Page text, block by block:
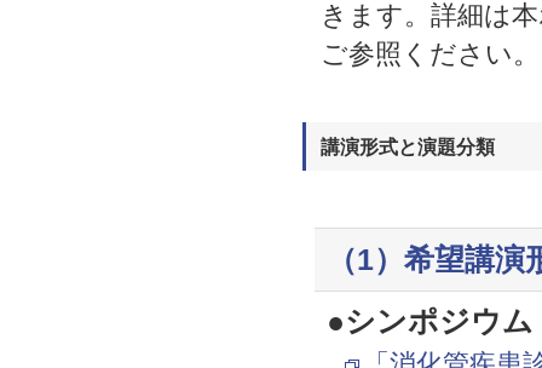
きます。詳細は
ご参照ください。
講演形式と演題分類
（1）希望講演
●シンポジウム